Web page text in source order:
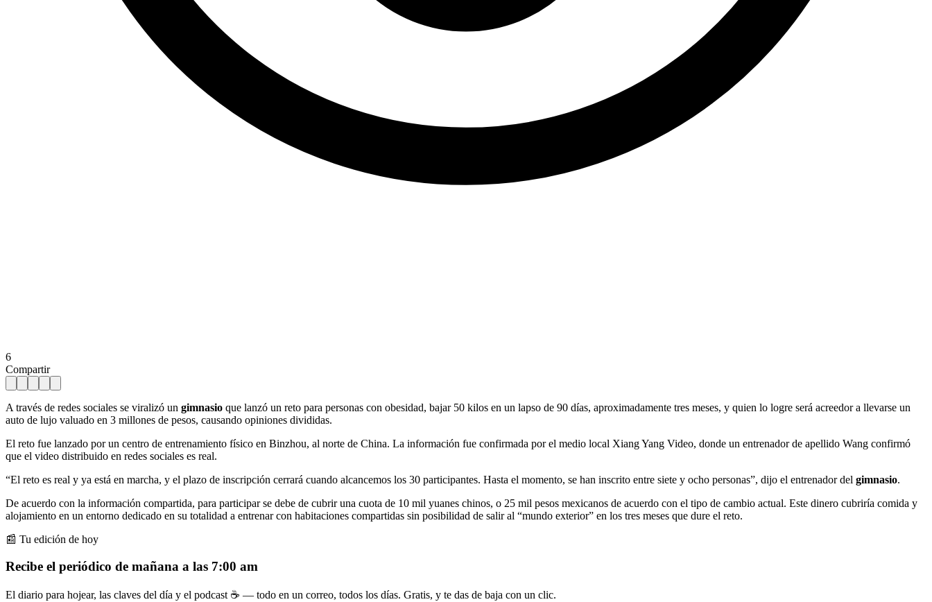
6
Compartir
A través de redes sociales se viralizó un gimnasio que lanzó un reto para personas con obesidad, bajar 50 kilos en un lapso de 90 días, aproximadamente tres meses, y quien lo logre será acreedor a llevarse un
auto de lujo valuado en 3 millones de pesos, causando opiniones divididas.
El reto fue lanzado por un centro de entrenamiento físico en Binzhou, al norte de China. La información fue confirmada por el medio local Xiang Yang Video, donde un entrenador de apellido Wang confirmó
que el video distribuido en redes sociales es real.
“El reto es real y ya está en marcha, y el plazo de inscripción cerrará cuando alcancemos los 30 participantes. Hasta el momento, se han inscrito entre siete y ocho personas”, dijo el entrenador del gimnasio.
De acuerdo con la información compartida, para participar se debe de cubrir una cuota de 10 mil yuanes chinos, o 25 mil pesos mexicanos de acuerdo con el tipo de cambio actual. Este dinero cubriría comida y
alojamiento en un entorno dedicado en su totalidad a entrenar con habitaciones compartidas sin posibilidad de salir al “mundo exterior” en los tres meses que dure el reto.
📰 Tu edición de hoy
Recibe el periódico de mañana a las 7:00 am
El diario para hojear, las claves del día y el podcast ☕ — todo en un correo, todos los días. Gratis, y te das de baja con un clic.